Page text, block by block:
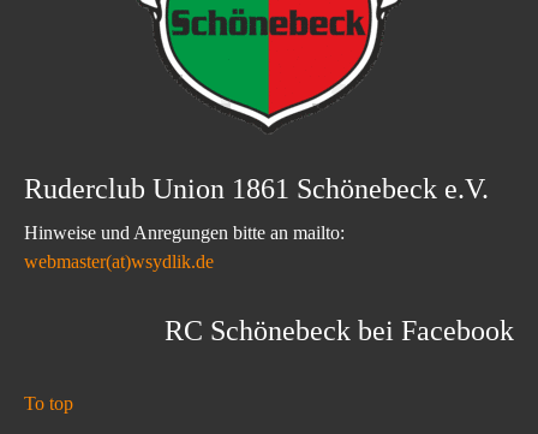
Ruderclub Union 1861 Schönebeck e.V.
Hinweise und Anregungen bitte an mailto:
webmaster(at)wsydlik.de
RC Schönebeck bei Facebook
To top